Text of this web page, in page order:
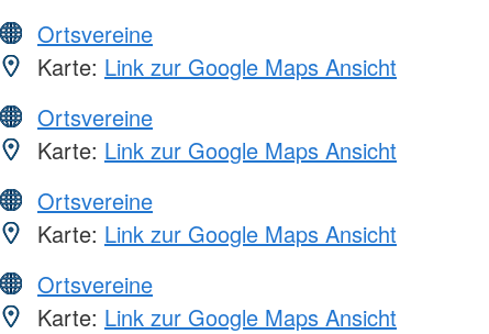
Ortsvereine
Karte: Link zur Google Maps Ansicht
Ortsvereine
Karte: Link zur Google Maps Ansicht
Ortsvereine
Karte: Link zur Google Maps Ansicht
Ortsvereine
Karte: Link zur Google Maps Ansicht